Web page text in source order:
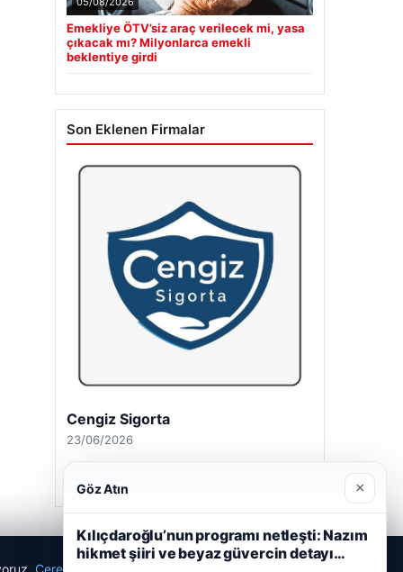
Emekliye ÖTV’siz araç verilecek mi, yasa
çıkacak mı? Milyonlarca emekli
beklentiye girdi
Son Eklenen Firmalar
Cengiz Sigorta
23/06/2026
Çerez Politikamız
Göz Atın ×
Kılıçdaroğlu’nun programı netleşti: Nazım
hikmet şiiri ve beyaz güvercin detayı…